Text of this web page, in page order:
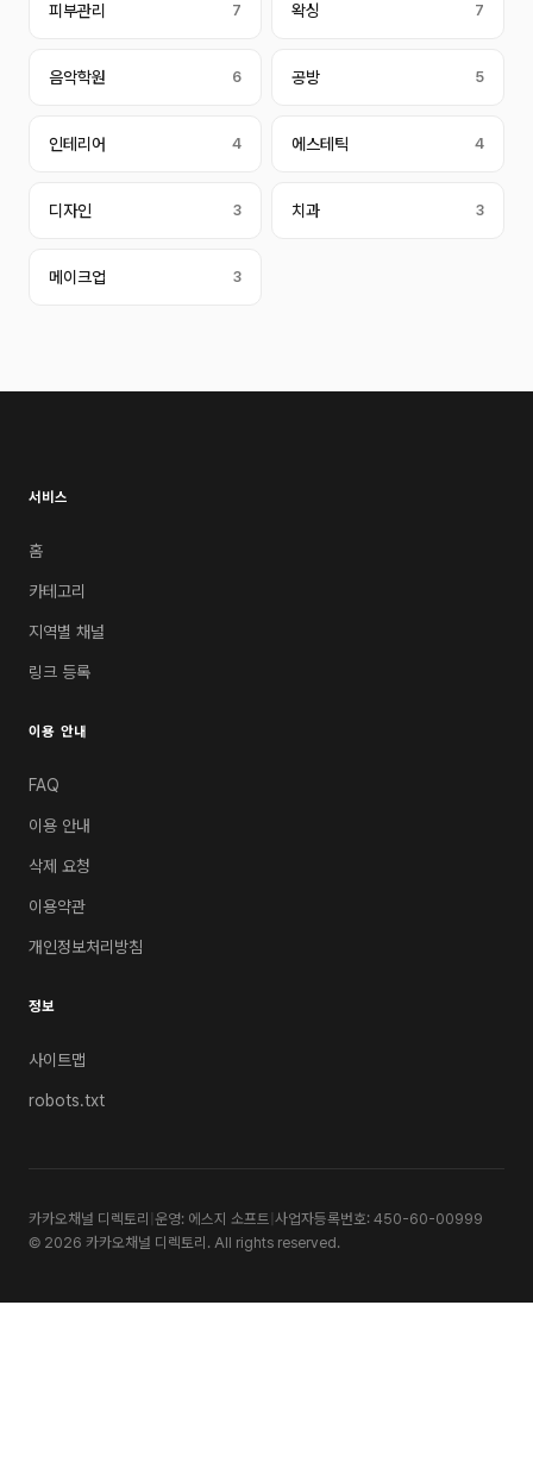
피부관리 7 왁싱 7
음악학원 6 공방 5
인테리어 4 에스테틱 4
디자인 3 치과 3
메이크업 3
서비스
홈
카테고리
지역별 채널
링크 등록
이용 안내
FAQ
이용 안내
삭제 요청
이용약관
개인정보처리방침
정보
사이트맵
robots.txt
카카오채널 디렉토리 운영: 에스지 소프트 사업자등록번호: 450-60-00999
© 2026 카카오채널 디렉토리. All rights reserved.